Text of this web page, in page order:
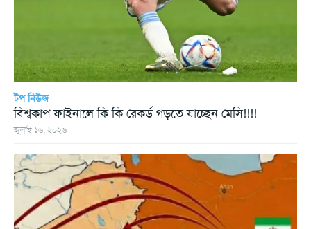
টপ নিউজ
বিশ্বকাপ ফাইনালে কি কি রেকর্ড গড়তে যাচ্ছেন মেসি!!!!
জুলাই ১৬, ২০২৬